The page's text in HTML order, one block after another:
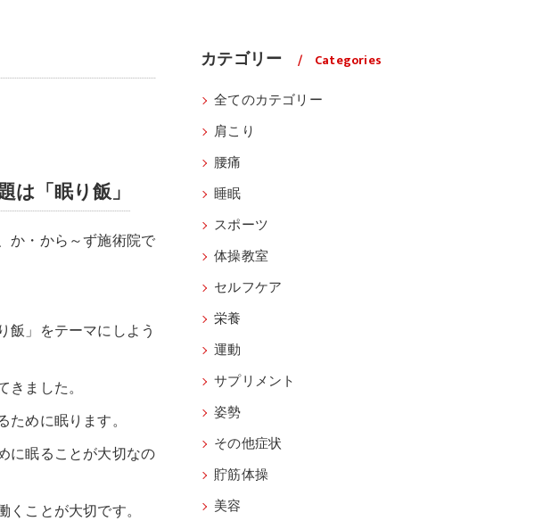
は「眠り飯」
か・から～ず施術院で
飯」をテーマにしよう
ました。
めに眠ります。
に眠ることが大切なの
ことが大切です。
カテゴリー Categories
全てのカテゴリー
肩こり
腰痛
睡眠
スポーツ
体操教室
セルフケア
栄養
運動
サプリメント
姿勢
その他症状
貯筋体操
美容